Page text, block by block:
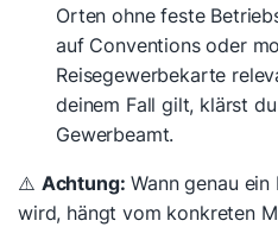
Orten ohne feste
auf Conventions oder
Reisegewerbekarte
deinem Fall gilt, klärst
Gewerbeamt.
⚠️ Achtung: Wann genau
wird, hängt vom konkreten